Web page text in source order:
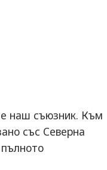
е наш съюзник. Към
със Северна